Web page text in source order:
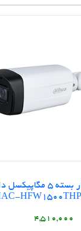
دوربین مدار بسته 5
4,510,000